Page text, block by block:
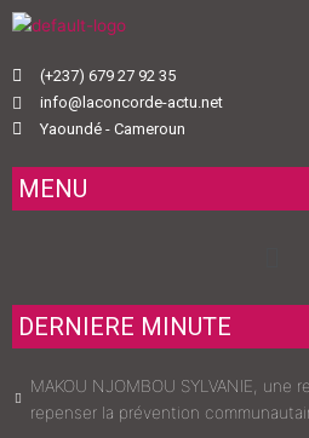
(+237) 679 27 92 35
info@laconcorde-actu.net
Yaoundé - Cameroun
MENU
DERNIERE MINUTE
MAKOU NJOMBOU SYLVANIE, une
repenser la prévention